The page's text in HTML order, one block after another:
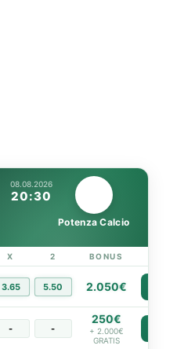
08.08.2026
20:30
Potenza Calcio
X 2 BONUS
3.65 5.50 2.050€
- -
250€
+ 2.000€
GRATIS